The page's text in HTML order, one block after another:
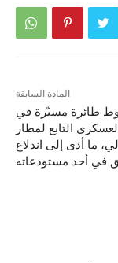
المادة السابقة
طائرة مسيّرة في
التابع لمطار
ما أدى إلى اندلاع
في أحد مستودعاته